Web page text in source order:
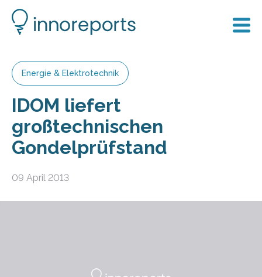
Energie & Elektrotechnik
IDOM liefert
großtechnischen
Gondelprüfstand
09 April 2013